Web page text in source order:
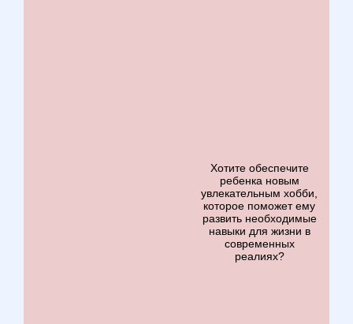
Хотите обеспечите
ребенка новым
увлекательным хобби,
которое поможет ему
развить необходимые
навыки для жизни в
современных
реалиях?